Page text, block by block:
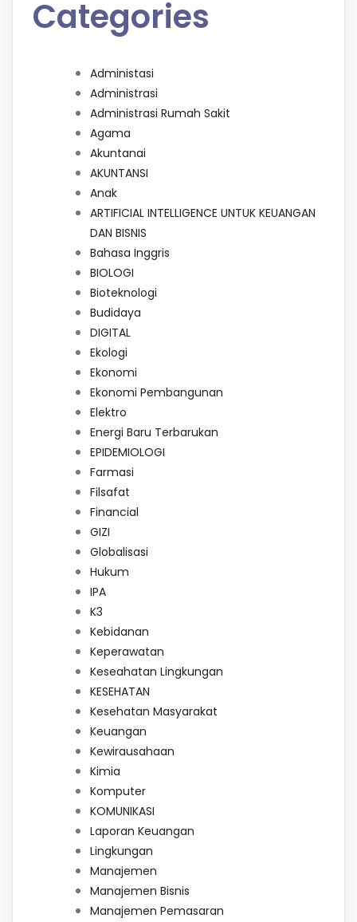
Categories
Administasi
Administrasi
Administrasi Rumah Sakit
Agama
Akuntanai
AKUNTANSI
Anak
ARTIFICIAL INTELLIGENCE UNTUK KEUANGAN
DAN BISNIS
Bahasa Inggris
BIOLOGI
Bioteknologi
Budidaya
DIGITAL
Ekologi
Ekonomi
Ekonomi Pembangunan
Elektro
Energi Baru Terbarukan
EPIDEMIOLOGI
Farmasi
Filsafat
Financial
GIZI
Globalisasi
Hukum
IPA
K3
Kebidanan
Keperawatan
Keseahatan Lingkungan
KESEHATAN
Kesehatan Masyarakat
Keuangan
Kewirausahaan
Kimia
Komputer
KOMUNIKASI
Laporan Keuangan
Lingkungan
Manajemen
Manajemen Bisnis
Manajemen Pemasaran